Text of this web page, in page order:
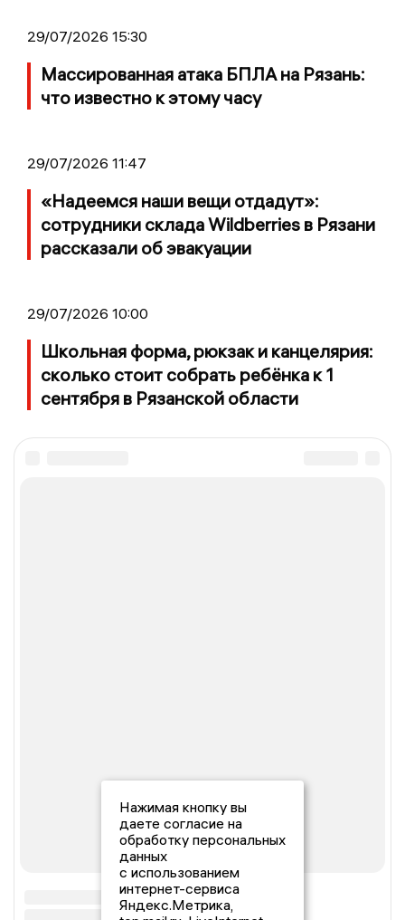
29/07/2026 15:30
Массированная атака БПЛА на Рязань:
что известно к этому часу
29/07/2026 11:47
«Надеемся наши вещи отдадут»:
сотрудники склада Wildberries в Рязани
рассказали об эвакуации
29/07/2026 10:00
Школьная форма, рюкзак и канцелярия:
сколько стоит собрать ребёнка к 1
сентября в Рязанской области
Нажимая кнопку вы
даете согласие на
обработку персональных
данных
с использованием
интернет-сервиса
Яндекс.Метрика,